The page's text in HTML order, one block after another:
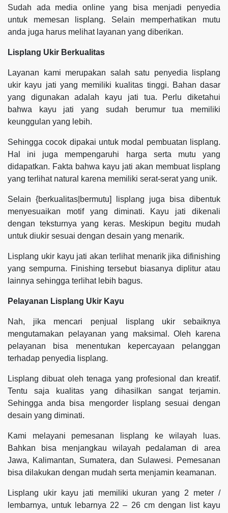
Sudah ada media online yang bisa menjadi penyedia
untuk memesan lisplang. Selain memperhatikan mutu
anda juga harus melihat layanan yang diberikan.
Lisplang Ukir Berkualitas
Layanan kami merupakan salah satu penyedia lisplang
ukir kayu jati yang memiliki kualitas tinggi. Bahan dasar
yang digunakan adalah kayu jati tua. Perlu diketahui
bahwa kayu jati yang sudah berumur tua memiliki
keunggulan yang lebih.
Sehingga cocok dipakai untuk modal pembuatan lisplang.
Hal ini juga mempengaruhi harga serta mutu yang
didapatkan. Fakta bahwa kayu jati akan membuat lisplang
yang terlihat natural karena memiliki serat-serat yang unik.
Selain {berkualitas|bermutu] lisplang juga bisa dibentuk
menyesuaikan motif yang diminati. Kayu jati dikenali
dengan teksturnya yang keras. Meskipun begitu mudah
untuk diukir sesuai dengan desain yang menarik.
Lisplang ukir kayu jati akan terlihat menarik jika difinishing
yang sempurna. Finishing tersebut biasanya diplitur atau
lainnya sehingga terlihat lebih bagus.
Pelayanan Lisplang Ukir Kayu
Nah, jika mencari penjual lisplang ukir sebaiknya
mengutamakan pelayanan yang maksimal. Oleh karena
pelayanan bisa menentukan kepercayaan pelanggan
terhadap penyedia lisplang.
Lisplang dibuat oleh tenaga yang profesional dan kreatif.
Tentu saja kualitas yang dihasilkan sangat terjamin.
Sehingga anda bisa mengorder lisplang sesuai dengan
desain yang diminati.
Kami melayani pemesanan lisplang ke wilayah luas.
Bahkan bisa menjangkau wilayah pedalaman di area
Jawa, Kalimantan, Sumatera, dan Sulawesi. Pemesanan
bisa dilakukan dengan mudah serta menjamin keamanan.
Lisplang ukir kayu jati memiliki ukuran yang 2 meter /
lembarnya, untuk lebarnya 22 – 26 cm dengan list kayu